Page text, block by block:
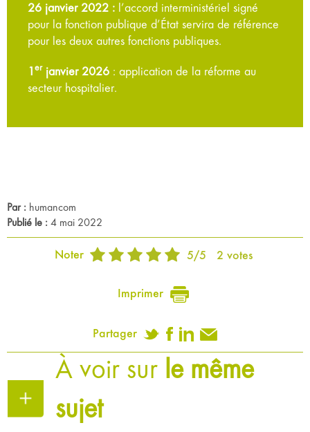
26 janvier 2022 : l’accord interministériel signé
pour la fonction publique d’État servira de référence
pour les deux autres fonctions publiques.
1 erjanvier 2026 : application de la réforme au
secteur hospitalier.
Par : humancom
Publié le : 4 mai 2022
Noter 5/5 2 votes
Imprimer
Partager
À voir sur le même
sujet